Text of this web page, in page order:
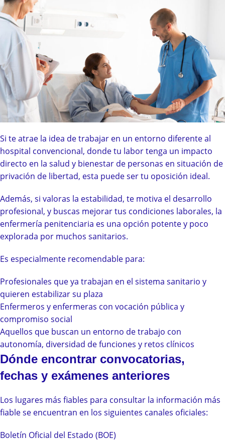
Si te atrae la idea de trabajar en un entorno diferente al
hospital convencional, donde tu labor tenga un impacto
directo en la salud y bienestar de personas en situación de
privación de libertad, esta puede ser tu oposición ideal.
Además, si valoras la estabilidad, te motiva el desarrollo
profesional, y buscas mejorar tus condiciones laborales, la
enfermería penitenciaria es una opción potente y poco
explorada por muchos sanitarios.
Es especialmente recomendable para:
Profesionales que ya trabajan en el sistema sanitario y
quieren estabilizar su plaza
Enfermeros y enfermeras con vocación pública y
compromiso social
Aquellos que buscan un entorno de trabajo con
autonomía, diversidad de funciones y retos clínicos
Dónde encontrar convocatorias,
fechas y exámenes anteriores
Los lugares más fiables para consultar la información más
fiable se encuentran en los siguientes canales oficiales:
Boletín Oficial del Estado (BOE)